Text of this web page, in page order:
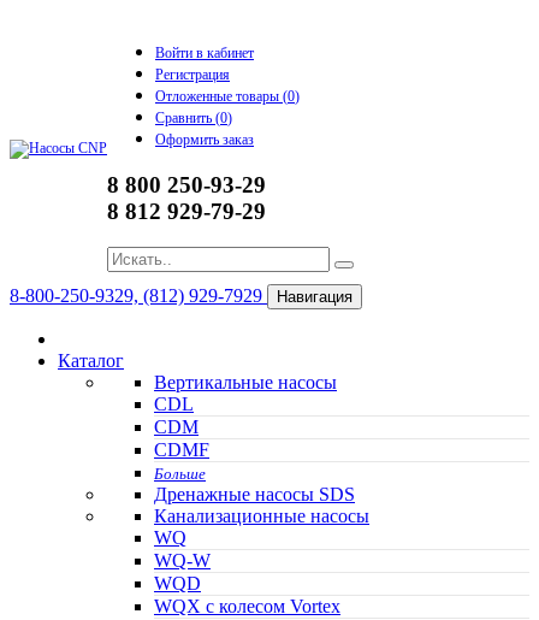
Войти в кабинет
Регистрация
Отложенные товары (0)
Сравнить (0)
Оформить заказ
8 800 250-93-29
8 812 929-79-29
8-800-250-9329, (812) 929-7929 Навигация
Каталог
Вертикальные насосы
CDL
CDM
CDMF
Больше
Дренажные насосы SDS
Канализационные насосы
WQ
WQ-W
WQD
WQX с колесом Vortex